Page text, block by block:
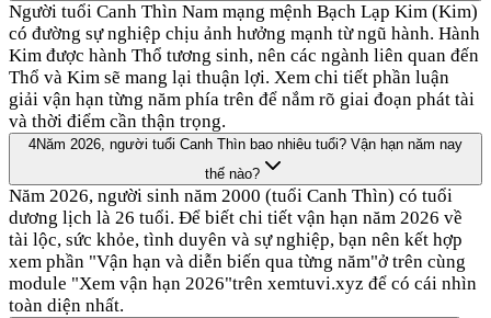
Người tuổi Canh Thìn Nam mạng mệnh Bạch Lạp Kim (Kim)
có đường sự nghiệp chịu ảnh hưởng mạnh từ ngũ hành. Hành
Kim được hành Thổ tương sinh, nên các ngành liên quan đến
Thổ và Kim sẽ mang lại thuận lợi. Xem chi tiết phần luận
giải vận hạn từng năm phía trên để nắm rõ giai đoạn phát tài
và thời điểm cần thận trọng.
4Năm 2026, người tuổi Canh Thìn bao nhiêu tuổi? Vận hạn năm nay
thế nào?
Năm 2026, người sinh năm 2000 (tuổi Canh Thìn) có tuổi
dương lịch là 26 tuổi. Để biết chi tiết vận hạn năm 2026 về
tài lộc, sức khỏe, tình duyên và sự nghiệp, bạn nên kết hợp
xem phần "Vận hạn và diễn biến qua từng năm"ở trên cùng
module "Xem vận hạn 2026"trên xemtuvi.xyz để có cái nhìn
toàn diện nhất.